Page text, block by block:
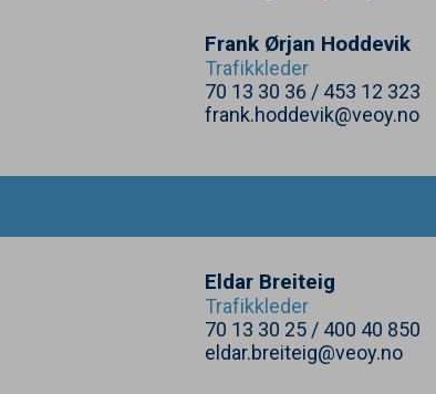
Frank Ørjan Hoddevik
Trafikkleder
70 13 30 36 / 453 12 323
frank.hoddevik@veoy.no
Eldar Breiteig
Trafikkleder
70 13 30 25 / 400 40 850
eldar.breiteig@veoy.no